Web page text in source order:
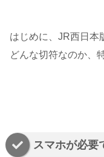
はじめに、JR西日本
どんな切符なのか、
スマホが必要